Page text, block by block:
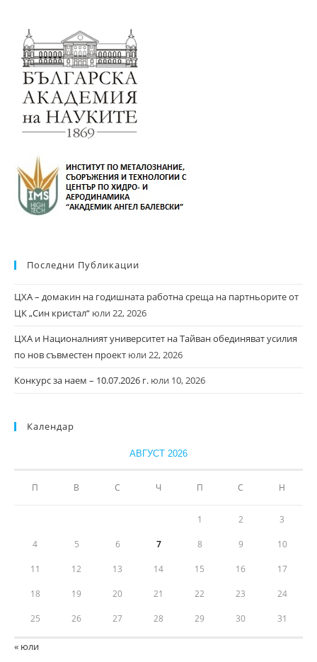
Последни Публикации
ЦХА – домакин на годишната работна среща на партньорите от
ЦК „Син кристал“ юли 22, 2026
ЦХА и Националният университет на Тайван обединяват усилия
по нов съвместен проект юли 22, 2026
Конкурс за наем – 10.07.2026 г. юли 10, 2026
Календар
АВГУСТ 2026
П В С Ч П С Н
1 2 3
4 5 6 7 8 9 10
11 12 13 14 15 16 17
18 19 20 21 22 23 24
25 26 27 28 29 30 31
« юли